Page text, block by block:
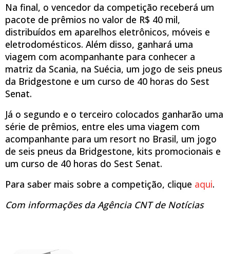
Na final, o vencedor da competição receberá um
pacote de prêmios no valor de R$ 40 mil,
distribuídos em aparelhos eletrônicos, móveis e
eletrodomésticos. Além disso, ganhará uma
viagem com acompanhante para conhecer a
matriz da Scania, na Suécia, um jogo de seis pneus
da Bridgestone e um curso de 40 horas do Sest
Senat.
Já o segundo e o terceiro colocados ganharão uma
série de prêmios, entre eles uma viagem com
acompanhante para um resort no Brasil, um jogo
de seis pneus da Bridgestone, kits promocionais e
um curso de 40 horas do Sest Senat.
Para saber mais sobre a competição, clique aqui.
Com informações da Agência CNT de Notícias